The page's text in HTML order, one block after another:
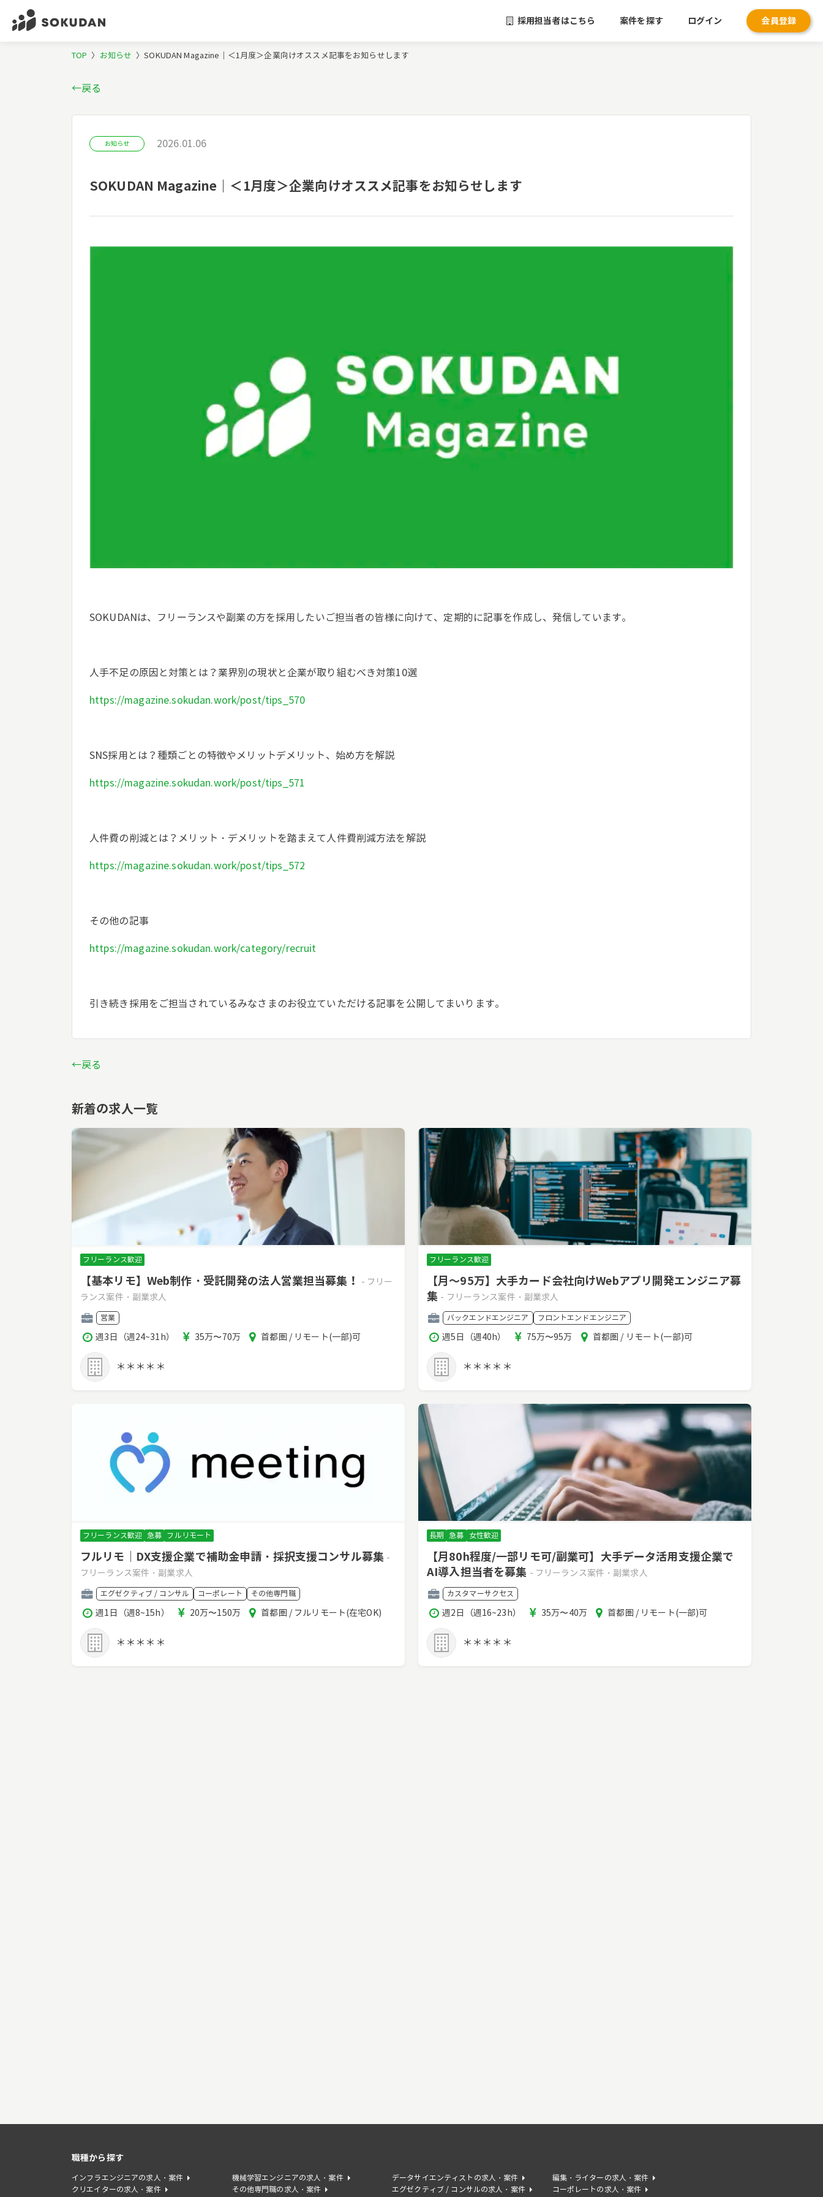
採用担当者はこちら 案件を探す ログイン 会員登録
TOP 〉 お知らせ 〉SOKUDAN Magazine｜＜1月度＞企業向けオススメ記事をお知らせします
←戻る
お知らせ 2026.01.06
SOKUDAN Magazine｜＜1月度＞企業向けオススメ記事をお知らせします
SOKUDANは、フリーランスや副業の方を採用したいご担当者の皆様に向けて、定期的に記事を作成し、発信しています。
人手不足の原因と対策とは？業界別の現状と企業が取り組むべき対策10選
https://magazine.sokudan.work/post/tips_570
SNS採用とは？種類ごとの特徴やメリットデメリット、始め方を解説
https://magazine.sokudan.work/post/tips_571
人件費の削減とは？メリット・デメリットを踏まえて人件費削減方法を解説
https://magazine.sokudan.work/post/tips_572
その他の記事
https://magazine.sokudan.work/category/recruit
引き続き採用をご担当されているみなさまのお役立ていただける記事を公開してまいります。
←戻る
新着の求人一覧
フリーランス歓迎
【基本リモ】Web制作・受託開発の法人営業担当募集！
- フリー
ランス案件・副業求人
職
種
営業
稼
時
間
週3日（週24~31h）
報
35万〜70万
エ
首都圏 / リモート(一部)可
＊＊＊＊＊
フリーランス歓迎
【月～95万】大手カード会社向けWebアプリ開発エンジニア募
集 - フリーランス案件・副業求人
職
種
バックエンドエンジニア フロントエンドエンジニア
稼
時
間
週5日（週40h）
報
75万〜95万
エ
首都圏 / リモート(一部)可
＊＊＊＊＊
フリーランス歓迎 急募 フルリモート
フルリモ｜DX支援企業で補助金申請・採択支援コンサル募集 -
フリーランス案件・副業求人
職
種
エグゼクティブ / コンサル コーポレート その他専門職
稼
時
間
週1日（週8~15h）
報
20万〜150万
エ
首都圏 / フルリモート(在宅OK)
＊＊＊＊＊
長期 急募 女性歓迎
【月80h程度/一部リモ可/副業可】大手データ活用支援企業で
AI導入担当者を募集 - フリーランス案件・副業求人
職
種
カスタマーサクセス
稼
時
間
週2日（週16~23h）
報
35万〜40万
エ
首都圏 / リモート(一部)可
＊＊＊＊＊
職種から探す
インフラエンジニアの求人・案件 機械学習エンジニアの求人・案件 データサイエンティストの求人・案件
編集・ライターの求人・案件
クリエイターの求人・案件
その他専門職の求人・案件 エグゼクティブ / コンサルの求人・案件
コーポレートの求人・案件